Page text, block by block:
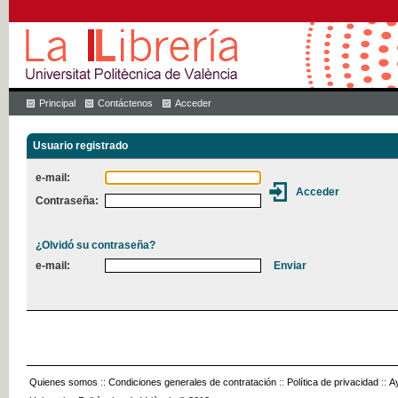
Principal Contáctenos Acceder
Usuario registrado
e-mail:
Contraseña:
¿Olvidó su contraseña?
e-mail:
Quienes somos :: Condiciones generales de contratación :: Política de privacidad ::